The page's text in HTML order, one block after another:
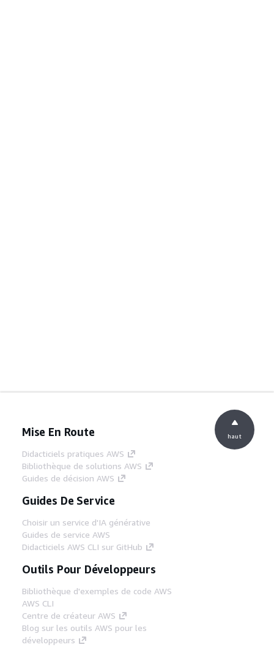
Mise En Route
Didacticiels pratiques AWS
Bibliothèque de solutions AWS
Guides de décision AWS
Guides De Service
Choisir un service d'IA générative
Guides de service AWS
Didacticiels AWS CLI sur GitHub
Outils Pour Développeurs
Bibliothèque d'exemples de code AWS
AWS CLI
Centre de créateur AWS
Blog sur les outils AWS pour les
développeurs
haut